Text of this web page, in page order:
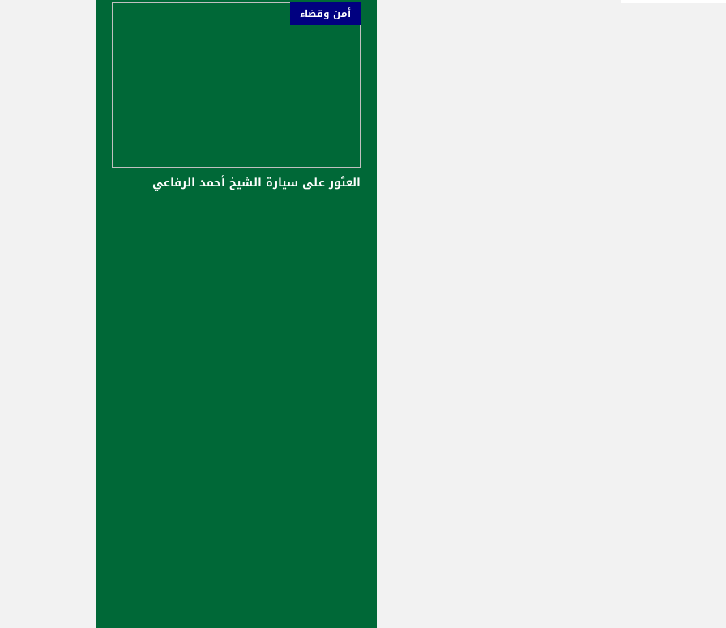
أمن وقضاء
العثور على سيارة الشيخ أحمد الرفاعي